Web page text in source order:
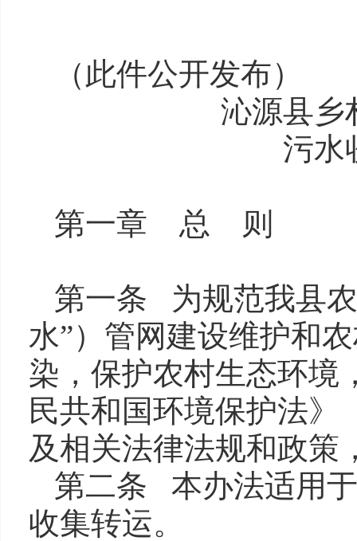
（此件公开发布）
沁源县乡
污水
第一章 总 则
第一条 为规范我县
水”）管网建设维护和
染，保护农村生态环境
民共和国环境保护法》
及相关法律法规和政策
第二条 本办法适用
收集转运。